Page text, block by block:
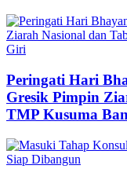
Peringati Hari
Gresik Pimpin
TMP Kusuma